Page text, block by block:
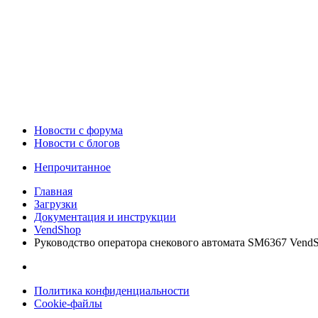
Новости c форума
Новости с блогов
Непрочитанное
Главная
Загрузки
Документация и инструкции
VendShop
Руководство оператора снекового автомата SM6367
Политика конфиденциальности
Cookie-файлы